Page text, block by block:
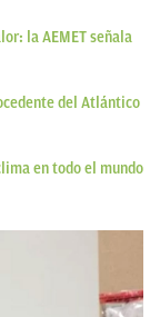
la AEMET señala
del Atlántico
en todo el mundo